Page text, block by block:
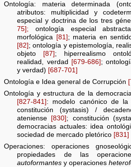
Ontología: materia determinada
atributos: multiplicidad y
especial y doctrina de los tres
75]; ontología especial
morfológica [81] ; materia en
[82] ; ontología y epistemología,
objeto
[87] ; hiperrealismo
realidad, verdad
[679-686] ;
y verdad) [687-701]
Ontología e Idea general de Corrupción
Ontología y estructura de la
[827-841] : modelo canónico de la
constitución (systasis) /
ateniense
[830] ; constitución
democracias actuales: idea
sociedad de mercado pletórico [831]
Operaciones: operaciones
propiedades de las
autoformantes y operaciones